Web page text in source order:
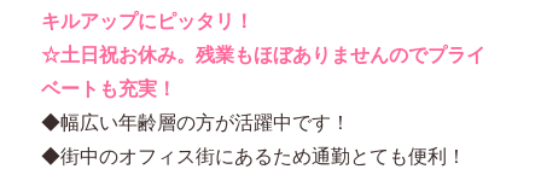
キルアップにピッタリ！
☆土日祝お休み。残業もほぼありませんのでプライ
ベートも充実！
◆幅広い年齢層の方が活躍中です！
◆街中のオフィス街にあるため通勤とても便利！